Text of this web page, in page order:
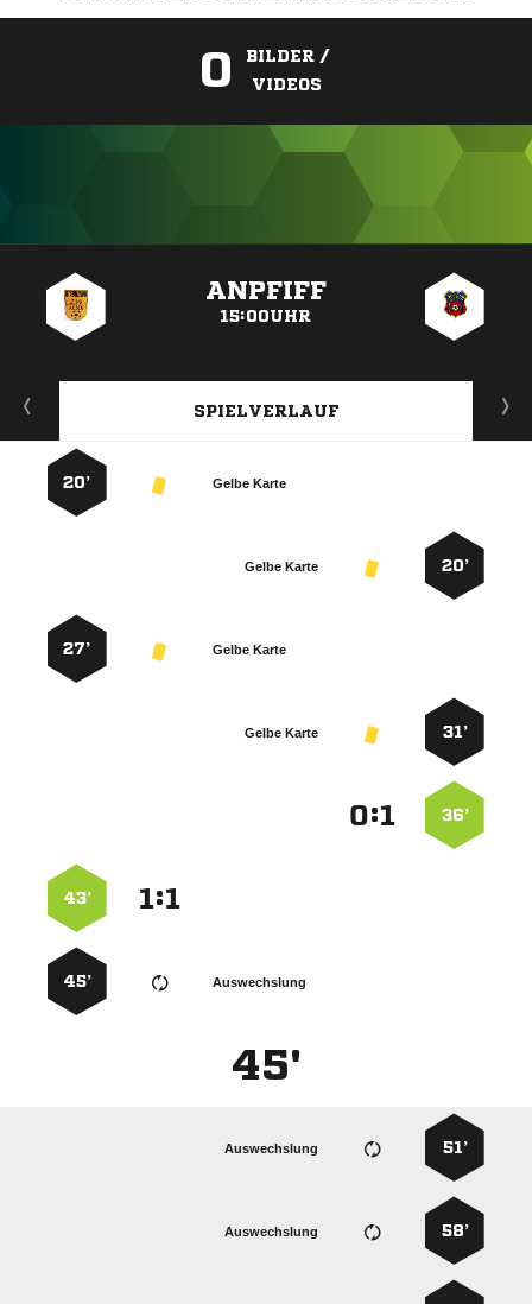
0
BILDER /
VIDEOS
ANPFIFF
15:00UHR
SPIELVERLAUF
Gelbe Karte
20’
20’
Gelbe Karte
Gelbe Karte
27’
31’
Gelbe Karte
36’
:
:
43’
Auswechslung
45’
45'
51’
Auswechslung
58’
Auswechslung